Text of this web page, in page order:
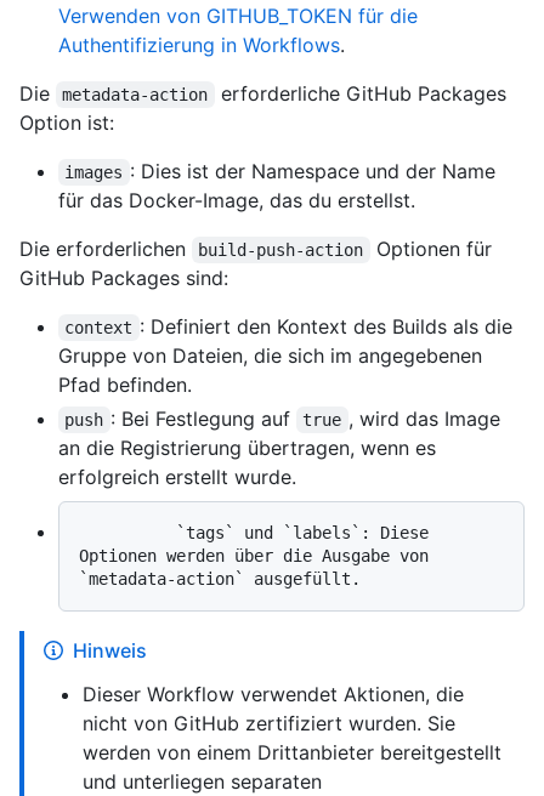
Verwenden von GITHUB_TOKEN für die
Authentifizierung in Workflows.
Die
metadata-action
erforderliche GitHub Packages
Option ist:
images : Dies ist der Namespace und der Name
für das Docker-Image, das du erstellst.
Die erforderlichen
build-push-action
Optionen für
GitHub Packages sind:
context : Definiert den Kontext des Builds als die
Gruppe von Dateien, die sich im angegebenen
Pfad befinden.
push : Bei Festlegung auf true , wird das Image
an die Registrierung übertragen, wenn es
erfolgreich erstellt wurde.
Optionen werden über die Ausgabe von
Hinweis
Dieser Workflow verwendet Aktionen, die
nicht von GitHub zertifiziert wurden. Sie
werden von einem Drittanbieter bereitgestellt
und unterliegen separaten